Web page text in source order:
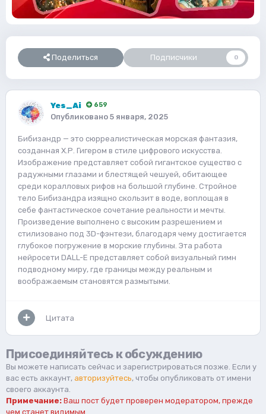
Поделиться Подписчики 0
Yes_Ai 659
Опубликовано 5 января, 2025
Бибизандр — это сюрреалистическая морская фантазия,
созданная Х.Р. Гигером в стиле цифрового искусства.
Изображение представляет собой гигантское существо с
радужными глазами и блестящей чешуей, обитающее
среди коралловых рифов на большой глубине. Стройное
тело Бибизандра изящно скользит в воде, воплощая в
себе фантастическое сочетание реальности и мечты.
Произведение выполнено с высоким разрешением и
стилизовано под 3D-фэнтези, благодаря чему достигается
глубокое погружение в морские глубины. Эта работа
нейросети DALL-E представляет собой визуальный гимн
подводному миру, где границы между реальным и
воображаемым становятся размытыми.
Цитата
Присоединяйтесь к обсуждению
Вы можете написать сейчас и зарегистрироваться позже. Если у
вас есть аккаунт, авторизуйтесь, чтобы опубликовать от имени
своего аккаунта.
Примечание: Ваш пост будет проверен модератором, прежде
чем станет видимым.